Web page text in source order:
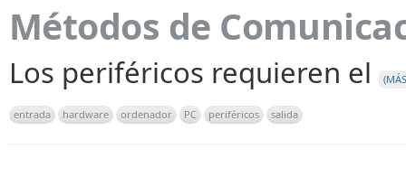
Métodos de
Los periféricos requieren el
entrada hardware ordenador PC periféricos salida